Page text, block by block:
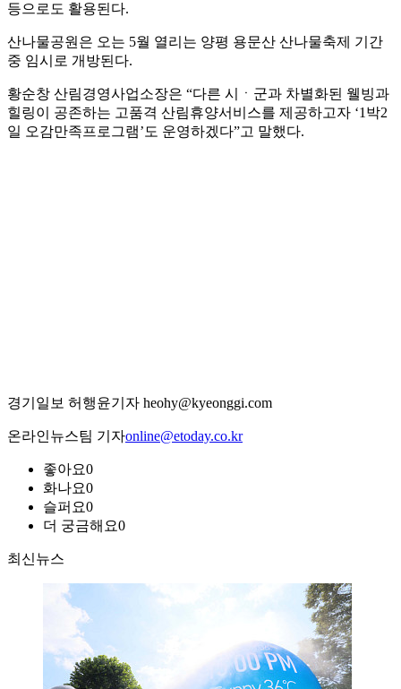
등으로도 활용된다.
산나물공원은 오는 5월 열리는 양평 용문산 산나물축제 기간
중 임시로 개방된다.
황순창 산림경영사업소장은 “다른 시ㆍ군과 차별화된 웰빙과
힐링이 공존하는 고품격 산림휴양서비스를 제공하고자 ‘1박2
일 오감만족프로그램’도 운영하겠다”고 말했다.
경기일보 허행윤기자 heohy@kyeonggi.com
온라인뉴스팀 기자online@etoday.co.kr
좋아요0
화나요0
슬퍼요0
더 궁금해요0
최신뉴스